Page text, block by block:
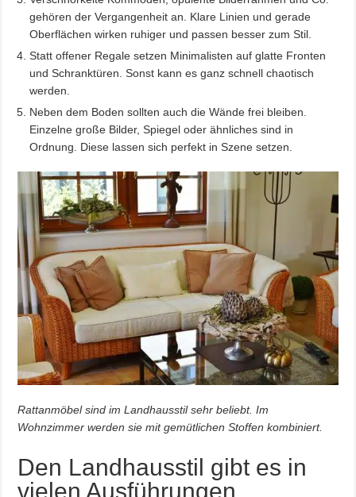
gehören der Vergangenheit an. Klare Linien und gerade
Oberflächen wirken ruhiger und passen besser zum Stil.
Statt offener Regale setzen Minimalisten auf glatte Fronten
und Schranktüren. Sonst kann es ganz schnell chaotisch
werden.
Neben dem Boden sollten auch die Wände frei bleiben.
Einzelne große Bilder, Spiegel oder ähnliches sind in
Ordnung. Diese lassen sich perfekt in Szene setzen.
Rattanmöbel sind im Landhausstil sehr beliebt. Im
Wohnzimmer werden sie mit gemütlichen Stoffen kombiniert.
Den Landhausstil gibt es in
vielen Ausführungen